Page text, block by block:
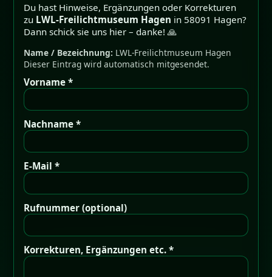
Du hast Hinweise, Ergänzungen oder Korrekturen
zu LWL-Freilichtmuseum Hagen in 58091 Hagen?
Dann schick sie uns hier – danke! 🙏
Name / Bezeichnung: LWL-Freilichtmuseum Hagen
Dieser Eintrag wird automatisch mitgesendet.
Vorname *
Nachname *
E-Mail *
Rufnummer (optional)
Korrekturen, Ergänzungen etc. *